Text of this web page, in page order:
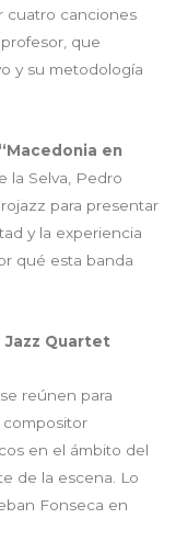
cuatro canciones
que
y su metodología
en
la Selva, Pedro
para presentar
y la experiencia
qué esta banda
Jazz Quartet
reúnen para
compositor
en el ámbito del
de la escena. Lo
Fonseca en